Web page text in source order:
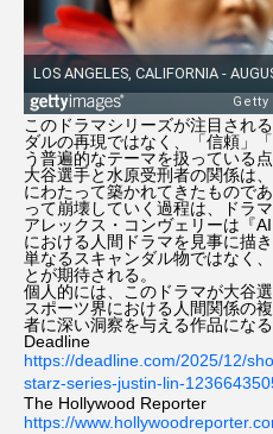
このドラマシリーズが注目され
ダルの再現ではなく、「信頼」
う普遍的なテーマを扱っている点
大谷選手と水原受刑者の関係は
にわたって築かれてきたもので
って崩壊していく過程は、ドラ
アレックス・コンヴェリーは『
における人間ドラマを見事に描
単なるスキャンダル物ではなく
とが期待される。
個人的には、このドラマが大谷
スポーツ界における人間関係の
者に深い洞察を与える作品にな
Deadline
https://deadline.com/2025/12/
starz-series-justin-lin-
The Hollywood Reporter
https://